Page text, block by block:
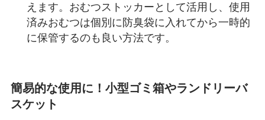
えます。おむつストッカーとして活用し、使用
済みおむつは個別に防臭袋に入れてから一時的
に保管するのも良い方法です。
簡易的な使用に！小型ゴミ箱やランドリーバ
スケット